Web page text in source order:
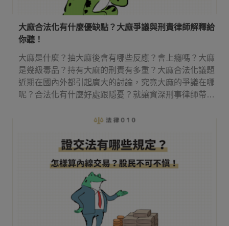
大麻合法化有什麼優缺點？大麻爭議與刑責律師解釋給
你聽！
大麻是什麼？抽大麻後會有哪些反應？會上癮嗎？大麻
是幾級毒品？持有大麻的刑責有多重？大麻合法化議題
近期在國內外都引起廣大的討論，究竟大麻的爭議在哪
呢？合法化有什麼好處跟隱憂？就讓資深刑事律師帶你